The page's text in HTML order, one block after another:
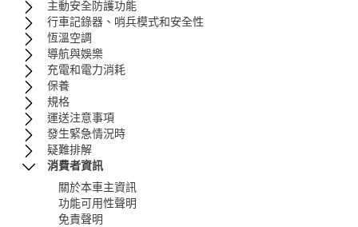
主動安全防護功能
行車記錄器、哨兵模式和安全性
恆溫空調
導航與娛樂
充電和電力消耗
保養
規格
運送注意事項
發生緊急情況時
疑難排解
消費者資訊
關於本車主資訊
功能可用性聲明
免責聲明